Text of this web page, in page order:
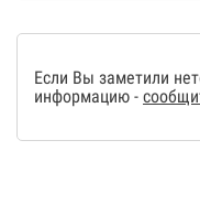
Если Вы заметили
информацию -